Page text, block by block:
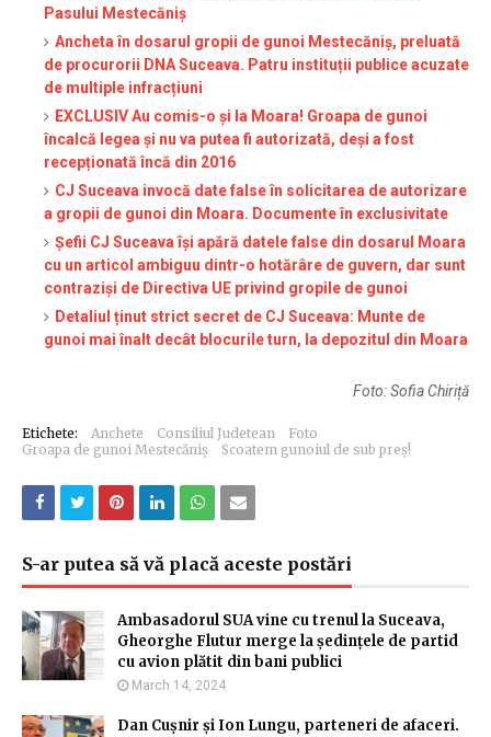
Pasului Mestecăniș
Ancheta în dosarul gropii de gunoi Mestecăniș, preluată
de procurorii DNA Suceava. Patru instituții publice acuzate
de multiple infracțiuni
EXCLUSIV Au comis-o și la Moara! Groapa de gunoi
încalcă legea și nu va putea fi autorizată, deși a fost
recepționată încă din 2016
CJ Suceava invocă date false în solicitarea de autorizare
a gropii de gunoi din Moara. Documente în exclusivitate
Șefii CJ Suceava își apără datele false din dosarul Moara
cu un articol ambiguu dintr-o hotărâre de guvern, dar sunt
contraziși de Directiva UE privind gropile de gunoi
Detaliul ținut strict secret de CJ Suceava: Munte de
gunoi mai înalt decât blocurile turn, la depozitul din Moara
Foto: Sofia Chiriță
Etichete: Anchete Consiliul Judetean
Foto
Groapa de gunoi Mestecăniș
Scoatem gunoiul de sub preș!
S-ar putea să vă placă aceste postări
Ambasadorul SUA vine cu trenul la Suceava,
Gheorghe Flutur merge la ședințele de partid
cu avion plătit din bani publici
March 14, 2024
Dan Cușnir și Ion Lungu, parteneri de afaceri.